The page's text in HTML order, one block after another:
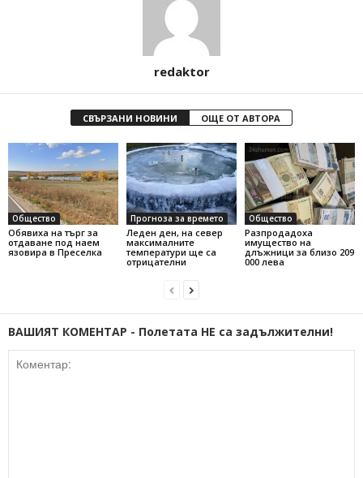
redaktor
СВЪРЗАНИ НОВИНИ ОЩЕ ОТ АВТОРА
Общество
Обявиха на търг за
отдаване под наем
язовира в Преселка
Прогноза за времето
Леден ден, на север
максималните
температури ще са
отрицателни
Общество
Разпродадоха
имущество на
длъжници за близо 209
000 лева
ВАШИЯТ КОМЕНТАР - Полетата НЕ са задължителни!